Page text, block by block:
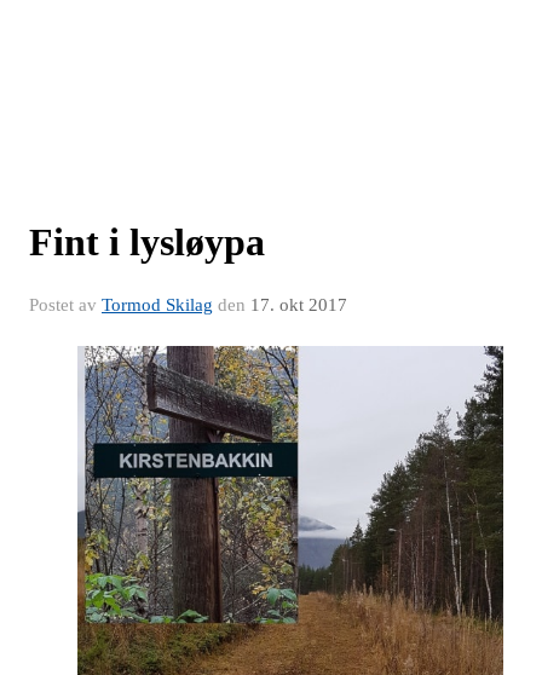
Fint i lysløypa
Postet av Tormod Skilag den 17. okt 2017